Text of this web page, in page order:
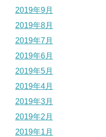
2019年9月
2019年8月
2019年7月
2019年6月
2019年5月
2019年4月
2019年3月
2019年2月
2019年1月